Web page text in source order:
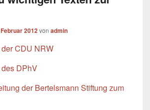
2012von admin
CDU NRW
DPhV
der Bertelsmann Stiftung zum